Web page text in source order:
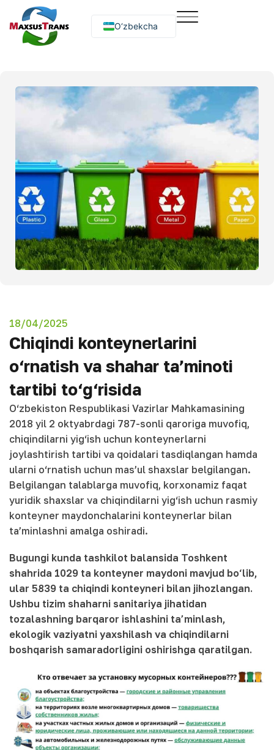
O‘zbekcha
Русский
18/04/2025
Chiqindi konteynerlarini
o‘rnatish va shahar ta’minoti
tartibi to‘g‘risida
O‘zbekiston Respublikasi Vazirlar Mahkamasining
2018 yil 2 oktyabrdagi 787-sonli qaroriga muvofiq,
chiqindilarni yig‘ish uchun konteynerlarni
joylashtirish tartibi va qoidalari tasdiqlangan hamda
ularni o‘rnatish uchun mas’ul shaxslar belgilangan.
Belgilangan talablarga muvofiq, korxonamiz faqat
yuridik shaxslar va chiqindilarni yig‘ish uchun rasmiy
konteyner maydonchalarini konteynerlar bilan
ta’minlashni amalga oshiradi.
Bugungi kunda tashkilot balansida Toshkent
shahrida 1029 ta konteyner maydoni mavjud bo‘lib,
ular 5839 ta chiqindi konteyneri bilan jihozlangan.
Ushbu tizim shaharni sanitariya jihatidan
tozalashning barqaror ishlashini ta’minlash,
ekologik vaziyatni yaxshilash va chiqindilarni
boshqarish samaradorligini oshirishga qaratilgan.